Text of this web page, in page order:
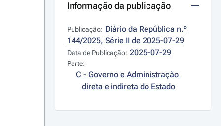
Informação da publicação
Publicação: Diário da República n.º
144/2025, Série II de 2025-07-29
Data de Publicação: 2025-07-29
Parte:
C - Governo e Administração
direta e indireta do Estado